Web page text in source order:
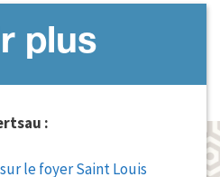
plus
:
le foyer Saint Louis